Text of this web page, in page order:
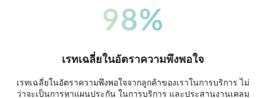
98%
เรทเฉลี่ยในอัตราความพึงพอใจ
เรทเฉลี่ยในอัตราความพึงพอใจจากลูกค้าของเราในการบริการ ไม่
ว่าจะเป็นการหาแผนประกัน ในการบริการ และประสานงานเคลม